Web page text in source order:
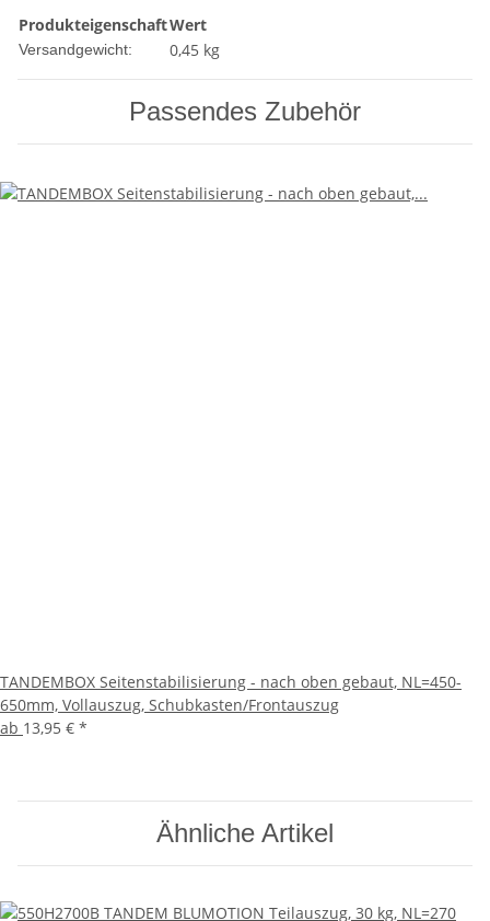
ProdukteigenschaftWert
Versandgewicht: 0,45 kg
Passendes Zubehör
TANDEMBOX Seitenstabilisierung - nach oben gebaut, NL=450-
650mm, Vollauszug, Schubkasten/Frontauszug
ab 13,95 € *
Ähnliche Artikel